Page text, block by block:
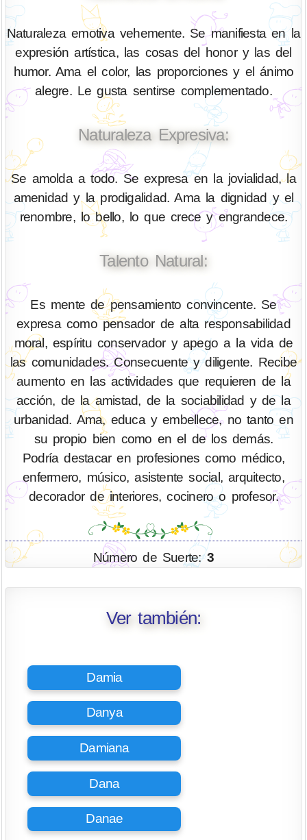
Naturaleza emotiva vehemente. Se manifiesta en la
expresión artística, las cosas del honor y las del
humor. Ama el color, las proporciones y el ánimo
alegre. Le gusta sentirse complementado.
Naturaleza Expresiva:
Se amolda a todo. Se expresa en la jovialidad, la
amenidad y la prodigalidad. Ama la dignidad y el
renombre, lo bello, lo que crece y engrandece.
Talento Natural:
Es mente de pensamiento convincente. Se
expresa como pensador de alta responsabilidad
moral, espíritu conservador y apego a la vida de
las comunidades. Consecuente y diligente. Recibe
aumento en las actividades que requieren de la
acción, de la amistad, de la sociabilidad y de la
urbanidad. Ama, educa y embellece, no tanto en
su propio bien como en el de los demás.
Podría destacar en profesiones como médico,
enfermero, músico, asistente social, arquitecto,
decorador de interiores, cocinero o profesor.
Número de Suerte:3
Ver también:
Damia
Danya
Damiana
Dana
Danae